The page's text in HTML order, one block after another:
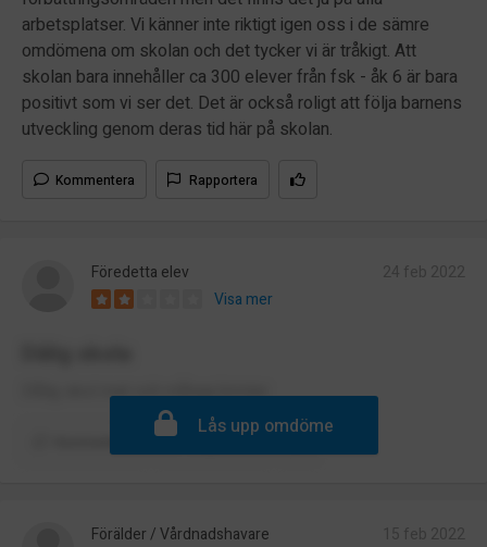
arbetsplatser. Vi känner inte riktigt igen oss i de sämre
omdömena om skolan och det tycker vi är tråkigt. Att
skolan bara innehåller ca 300 elever från fsk - åk 6 är bara
positivt som vi ser det. Det är också roligt att följa barnens
utveckling genom deras tid här på skolan.
Kommentera Rapportera
Föredetta elev
Visa mer
Dålig skol mat och många brister
Lås upp omdöme
Förälder / Vårdnadshavare